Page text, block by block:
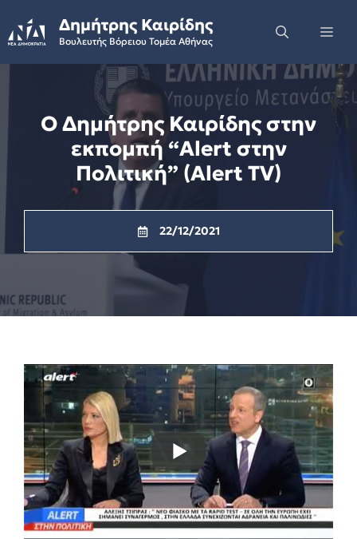
to
content
Δημήτρης Καιρίδης
Βουλευτής Βόρειου Τομέα Αθήνας
Ο Δημήτρης Καιρίδης στην
εκπομπή “Alert στην
Πολιτική” (Alert TV)
22/12/2021